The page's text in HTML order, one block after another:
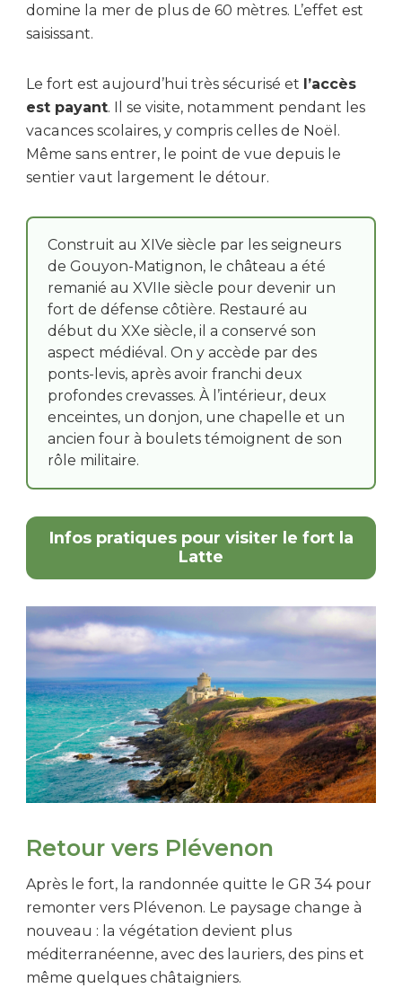
domine la mer de plus de 60 mètres. L’effet est
saisissant.
Le fort est aujourd’hui très sécurisé et l’accès
est payant. Il se visite, notamment pendant les
vacances scolaires, y compris celles de Noël.
Même sans entrer, le point de vue depuis le
sentier vaut largement le détour.
Construit au XIVe siècle par les seigneurs
de Gouyon-Matignon, le château a été
remanié au XVIIe siècle pour devenir un
fort de défense côtière. Restauré au
début du XXe siècle, il a conservé son
aspect médiéval. On y accède par des
ponts-levis, après avoir franchi deux
profondes crevasses. À l’intérieur, deux
enceintes, un donjon, une chapelle et un
ancien four à boulets témoignent de son
rôle militaire.
Infos pratiques pour visiter le fort la
Latte
Retour vers Plévenon
Après le fort, la randonnée quitte le GR 34 pour
remonter vers Plévenon. Le paysage change à
nouveau : la végétation devient plus
méditerranéenne, avec des lauriers, des pins et
même quelques châtaigniers.